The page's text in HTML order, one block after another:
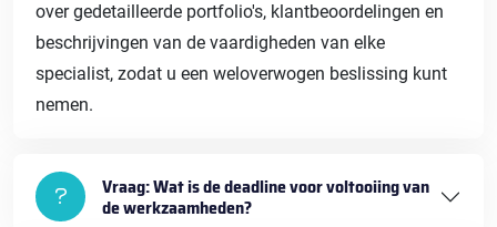
over gedetailleerde portfolio's, klantbeoordelingen en
beschrijvingen van de vaardigheden van elke
specialist, zodat u een weloverwogen beslissing kunt
nemen.
Vraag: Wat is de deadline voor voltooiing van
de werkzaamheden?